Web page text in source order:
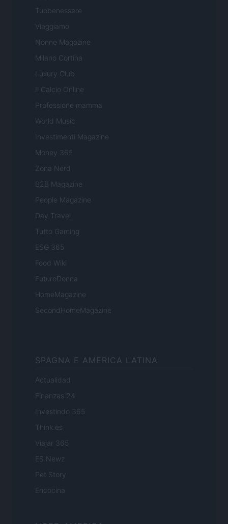
Tuobenessere
Viaggiamo
Nonne Magazine
Milano Cortina
Luxury Club
Il Calcio Online
Professione mamma
World Music
Investimenti Magazine
Money 365
Zona Nerd
B2B Magazine
People Magazine
Day Travel
Tutto Gaming
ESG 365
Food Wiki
FuturoDonna
HomeMagazine
SecondHomeMagazine
SPAGNA E AMERICA LATINA
Actualidad
Finanzas 24
Investindo 365
Think.es
Viajar 365
ES Newz
Pet Story
Encocina